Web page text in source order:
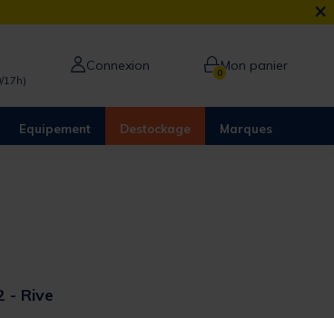
×
17h)
Connexion 0Mon panier
Equipement Destockage Marques
- Rive